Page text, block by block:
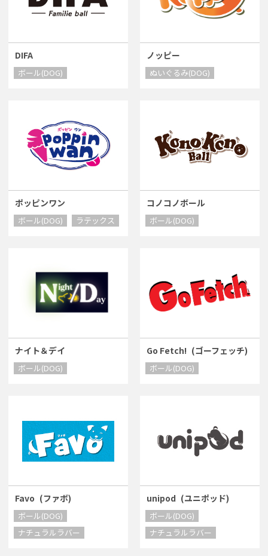
DIFA
ボール(DOG)
ノッピー
ぬいぐるみ(DOG)
ポッピンワン
ボール(DOG) ラテックス
コノコノボール
ボール(DOG)
ナイト＆デイ
ボール(DOG)
Go Fetch! (ゴーフェッチ)
ボール(DOG)
Favo (ファボ)
ボール(DOG)
ナチュラルラバー
unipod (ユニポッド)
ボール(DOG)
ナチュラルラバー